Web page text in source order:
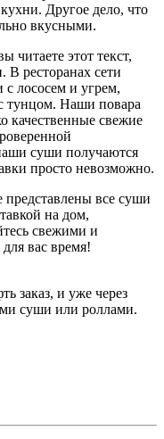
Другое дело, что
вкусными.
читаете этот текст,
В ресторанах сети
с лососем и угрем,
тунцом. Наши повара
качественные свежие
суши получаются
просто невозможно.
представлены все суши
на дом,
свежими и
вас время!
заказ, и уже через
суши или роллами.